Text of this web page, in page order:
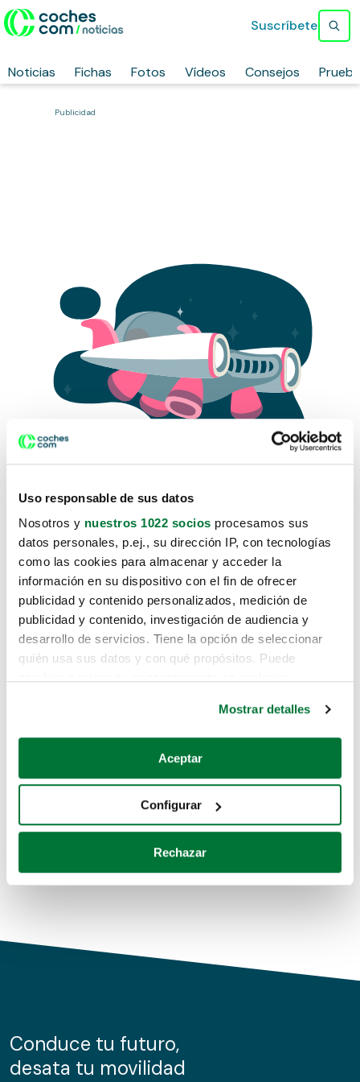
Uso responsable de sus datos
Nosotros y nuestros 1022 socios procesamos sus
datos personales, p.ej., su dirección IP, con tecnologías
como las cookies para almacenar y acceder la
información en su dispositivo con el fin de ofrecer
publicidad y contenido personalizados, medición de
publicidad y contenido, investigación de audiencia y
desarrollo de servicios. Tiene la opción de seleccionar
quién usa sus datos y con qué propósitos. Puede
Si lo permite, también quisiéramos:
Recopilar información sobre su ubicación geográfica
Identificar su dispositivo analizándolo activamente
para buscar características específicas (huellas
Obtenga más información sobre cómo se procesan sus
de cookies.
información sobre el uso que haga del sitio web con
nuestros partners de redes sociales, publicidad y análisis
Mostrar detalles
Aceptar
Configurar
Rechazar
Noticias Fichas Fotos Vídeos Consejos
Suscríbete
Publicidad
Lo sentimos, no sabemos como
te hemos traido hasta aquí.
Pero puedes encontrar el coche que estás
buscando en alguno de estos enlaces:
Coches de segunda mano
Coches de km0
Conduce tu futuro,
desata tu movilidad